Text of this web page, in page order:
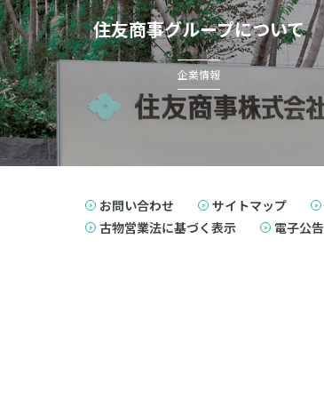
住友商事グループについて
企業情報
お問い合わせ サイトマップ
古物営業法に基づく表示
電子公告